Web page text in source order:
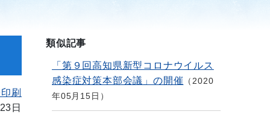
刷
日
類似記事
「第９回高知県新型コロナウイルス
感染症対策本部会議」の開催
2020
年05月15日